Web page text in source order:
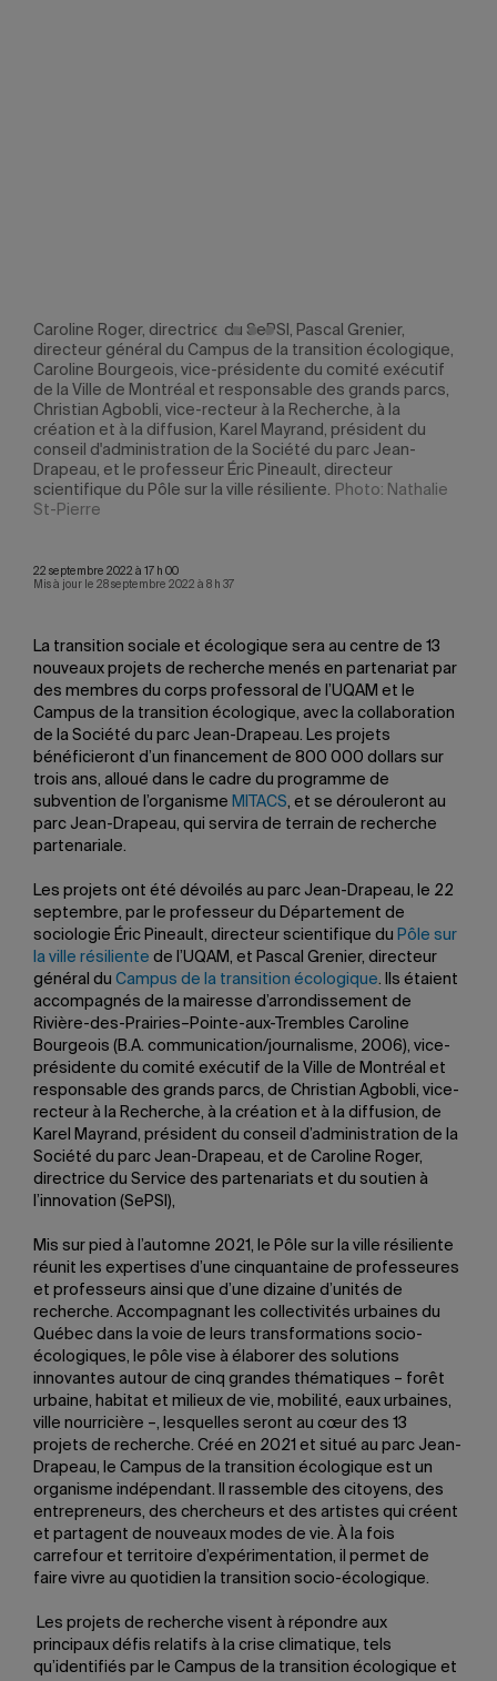
Caroline Roger, directrice du SePSI, Pascal Grenier,
directeur général du Campus de la transition écologique,
Caroline Bourgeois, vice-présidente du comité exécutif
de la Ville de Montréal et responsable des grands parcs,
Christian Agbobli, vice-recteur à la Recherche, à la
création et à la diffusion, Karel Mayrand, président du
conseil d'administration de la Société du parc Jean-
Drapeau, et le professeur Éric Pineault, directeur
scientifique du Pôle sur la ville résiliente. Photo: Nathalie
St-Pierre
22 septembre 2022 à 17 h 00
Mis à jour le 28 septembre 2022 à 8 h 37
La transition sociale et écologique sera au centre de 13
nouveaux projets de recherche menés en partenariat par
des membres du corps professoral de l’UQAM et le
Campus de la transition écologique, avec la collaboration
de la Société du parc Jean-Drapeau. Les projets
bénéficieront d’un financement de 800 000 dollars sur
trois ans, alloué dans le cadre du programme de
subvention de l’organisme MITACS, et se dérouleront au
parc Jean-Drapeau, qui servira de terrain de recherche
partenariale.
Les projets ont été dévoilés au parc Jean-Drapeau, le 22
septembre, par le professeur du Département de
sociologie Éric Pineault, directeur scientifique du Pôle sur
la ville résiliente de l’UQAM, et Pascal Grenier, directeur
général du Campus de la transition écologique. Ils étaient
accompagnés de la mairesse d’arrondissement de
Rivière-des-Prairies–Pointe-aux-Trembles Caroline
Bourgeois (B.A. communication/journalisme, 2006), vice-
présidente du comité exécutif de la Ville de Montréal et
responsable des grands parcs, de Christian Agbobli, vice-
recteur à la Recherche, à la création et à la diffusion, de
Karel Mayrand, président du conseil d’administration de la
Société du parc Jean-Drapeau, et de Caroline Roger,
directrice du Service des partenariats et du soutien à
l’innovation (SePSI),
Mis sur pied à l’automne 2021, le Pôle sur la ville résiliente
réunit les expertises d’une cinquantaine de professeures
et professeurs ainsi que d’une dizaine d’unités de
recherche. Accompagnant les collectivités urbaines du
Québec dans la voie de leurs transformations socio-
écologiques, le pôle vise à élaborer des solutions
innovantes autour de cinq grandes thématiques – forêt
urbaine, habitat et milieux de vie, mobilité, eaux urbaines,
ville nourricière –, lesquelles seront au cœur des 13
projets de recherche. Créé en 2021 et situé au parc Jean-
Drapeau, le Campus de la transition écologique est un
organisme indépendant. Il rassemble des citoyens, des
entrepreneurs, des chercheurs et des artistes qui créent
et partagent de nouveaux modes de vie. À la fois
carrefour et territoire d’expérimentation, il permet de
faire vivre au quotidien la transition socio-écologique.
Les projets de recherche visent à répondre aux
principaux défis relatifs à la crise climatique, tels
qu’identifiés par le Campus de la transition écologique et